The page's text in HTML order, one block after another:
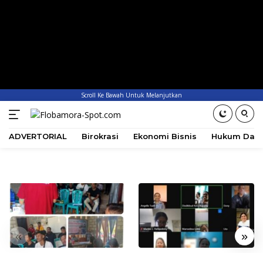
Scroll Ke Bawah Untuk Melanjutkan
ADVERTORIAL Birokrasi Ekonomi Bisnis Hukum
« »